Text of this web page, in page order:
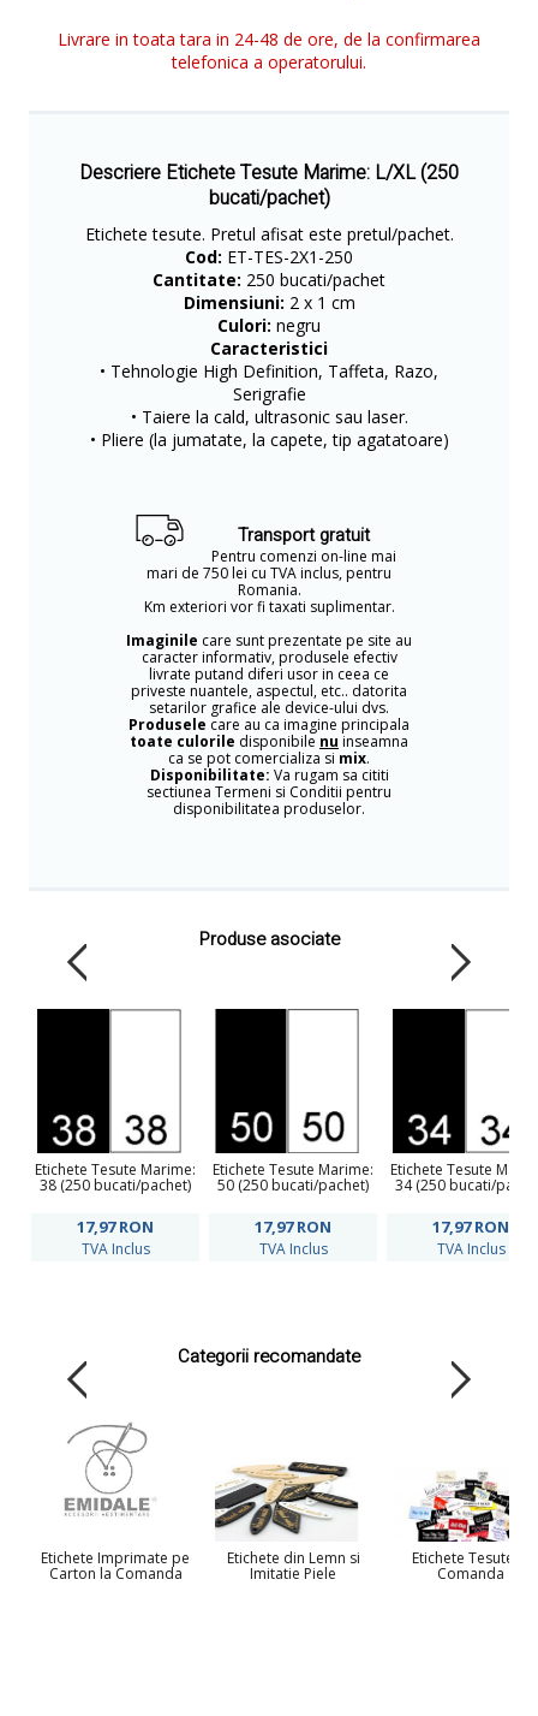
Livrare in toata tara in 24-48 de ore, de la confirmarea
telefonica a operatorului.
Descriere Etichete Tesute Marime: L/XL (250
bucati/pachet)
Etichete tesute. Pretul afisat este pretul/pachet.
Cod: ET-TES-2X1-250
Cantitate: 250 bucati/pachet
Dimensiuni: 2 x 1 cm
Culori: negru
Caracteristici
• Tehnologie High Definition, Taffeta, Razo,
Serigrafie
• Taiere la cald, ultrasonic sau laser.
• Pliere (la jumatate, la capete, tip agatatoare)
Transport gratuit
Pentru comenzi on-line mai
mari de 750 lei cu TVA inclus, pentru
Romania.
Km exteriori vor fi taxati suplimentar.
Imaginile care sunt prezentate pe site au
caracter informativ, produsele efectiv
livrate putand diferi usor in ceea ce
priveste nuantele, aspectul, etc.. datorita
setarilor grafice ale device-ului dvs.
Produsele care au ca imagine principala
toate culorile disponibile nu inseamna
ca se pot comercializa si mix.
Disponibilitate: Va rugam sa cititi
sectiunea Termeni si Conditii pentru
disponibilitatea produselor.
Produse asociate
Etichete Tesute Marime:
38 (250 bucati/pachet)
17,97RON
TVA Inclus
Etichete Tesute Marime:
50 (250 bucati/pachet)
17,97RON
TVA Inclus
Etichete Tesute
34 (250 bucati/
17,97RON
TVA Inclus
Categorii recomandate
Etichete Imprimate pe
Carton la Comanda
Etichete din Lemn si
Imitatie Piele
Etichete Tesute la
Comanda